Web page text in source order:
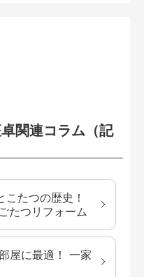
関連コラム（記
こたつの歴史！
たつリフォーム
屋に最適！ 一家